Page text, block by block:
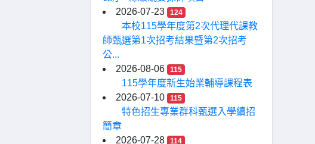
2026-07-23
124
本校115學年度第2次代理代課教
師甄選第1次招考結果暨第2次招考
公...
2026-08-06
115
115學年度新生始業輔導課程表
2026-07-10
115
特色招生專業群科甄選入學續招
簡章
2026-07-28
114